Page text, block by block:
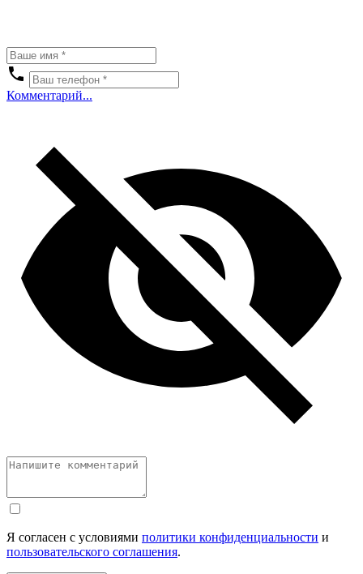
Комментарий...
Я согласен с условиями политики конфиденциальности и
пользовательского соглашения.